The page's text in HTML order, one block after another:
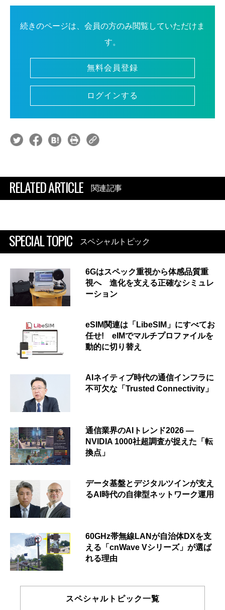
続きのページは、会員の方のみ閲覧していただけま
す。
無料会員登録
ログインする
RELATED ARTICLE 関連記事
SPECIAL TOPIC スペシャルトピック
6Gはスペック重視から体感品質重
視へ 進化を支える正確なシミュレ
ーション
eSIM関連は「LibeSIM」にすべてお
任せ! eIMでマルチプロファイルを
動的に切り替え
AIネイティブ時代の通信インフラに
不可欠な「Trusted Connectivity」
通信業界のAIトレンド2026 ―
NVIDIA 1000社超調査が捉えた「転
換点」
データ基盤とデジタルツインが支え
るAI時代の自律型ネットワーク運用
60GHz帯無線LANが自治体DXを支
える「cnWave Vシリーズ」が選ば
れる理由
スペシャルトピック一覧